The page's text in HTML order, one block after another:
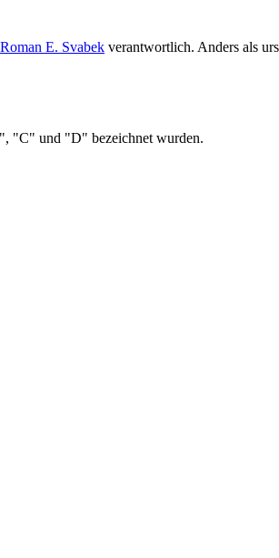
Roman E. Svabek verantwortlich. Anders als
"C" und "D" bezeichnet wurden.